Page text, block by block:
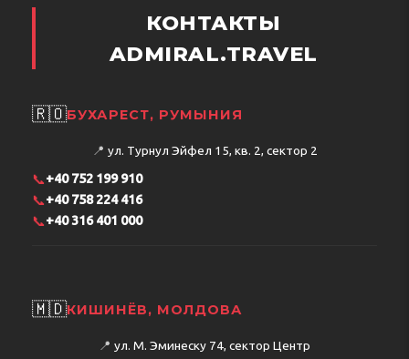
КОНТАКТЫ
ADMIRAL.TRAVEL
🇷🇴БУХАРЕСТ, РУМЫНИЯ
📍 ул. Турнул Эйфел 15, кв. 2, сектор 2
📞+40 752 199 910
📞+40 758 224 416
📞+40 316 401 000
🇲🇩КИШИНЁВ, МОЛДОВА
📍 ул. М. Эминеску 74, сектор Центр